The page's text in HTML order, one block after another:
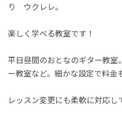
り ウクレレ。
楽しく学べる教室です！
平日昼間のおとなのギター教室
ー教室など。細かな設定で料金
レッスン変更にも柔軟に対応し